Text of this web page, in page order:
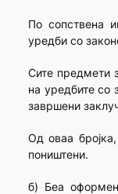
По сопствена
уредби со
Сите предмети
на уредбите со
завршени
Од оваа
поништени.
б) Беа